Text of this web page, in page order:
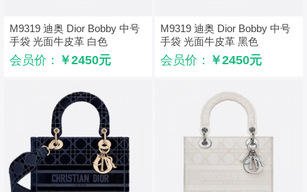
M9319 迪奥 Dior Bobby 中号
手袋 光面牛皮革 白色
会员价： ￥2450元
M9319 迪奥 Dior Bobby 中号
手袋 光面牛皮革 黑色
会员价： ￥2450元